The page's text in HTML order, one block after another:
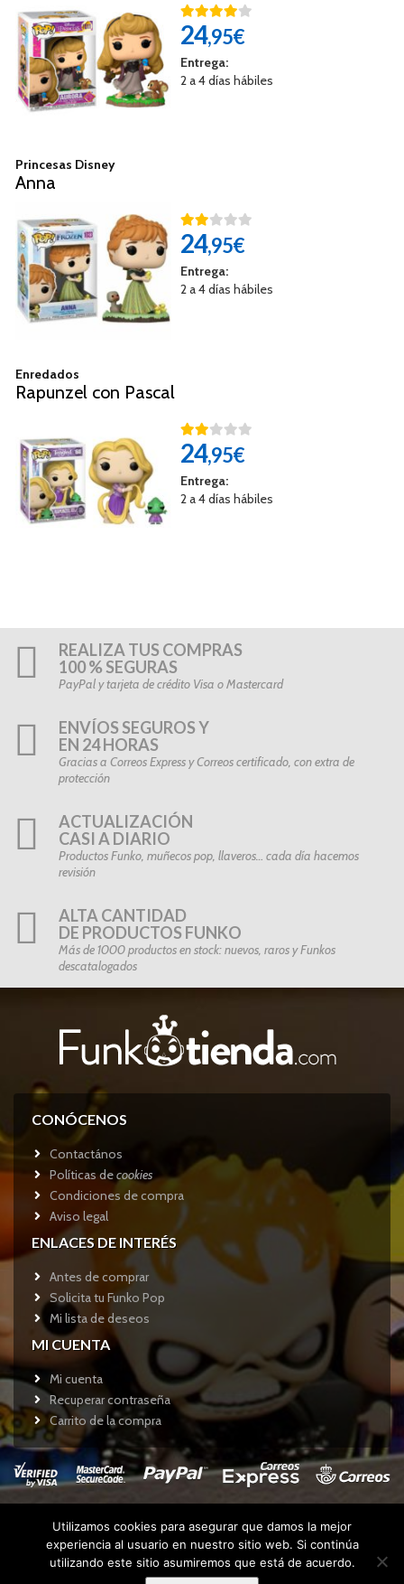
24,95€
Entrega:
2 a 4 días hábiles
Princesas Disney
Anna
24,95€
Entrega:
2 a 4 días hábiles
Enredados
Rapunzel con Pascal
24,95€
Entrega:
2 a 4 días hábiles
REALIZA TUS COMPRAS
100 % SEGURAS
PayPal y tarjeta de crédito Visa o Mastercard
ENVÍOS SEGUROS Y
EN 24 HORAS
Gracias a Correos Express y Correos certificado, con extra de
protección
ACTUALIZACIÓN
CASI A DIARIO
Productos Funko, muñecos pop, llaveros… cada día hacemos
revisión
ALTA CANTIDAD
DE PRODUCTOS FUNKO
Más de 1000 productos en stock: nuevos, raros y Funkos
descatalogados
CONÓCENOS
Contactános
Políticas decookies
Condiciones de compra
Aviso legal
ENLACES DE INTERÉS
Antes de comprar
Solicita tu Funko Pop
Mi lista de deseos
MI CUENTA
Mi cuenta
Recuperar contraseña
Carrito de la compra
Copyright © 2017Funkotienda.com - Todos los derechos
reservados.
Utilizamos cookies para asegurar que damos la mejor
experiencia al usuario en nuestro sitio web. Si continúa
utilizando este sitio asumiremos que está de acuerdo.